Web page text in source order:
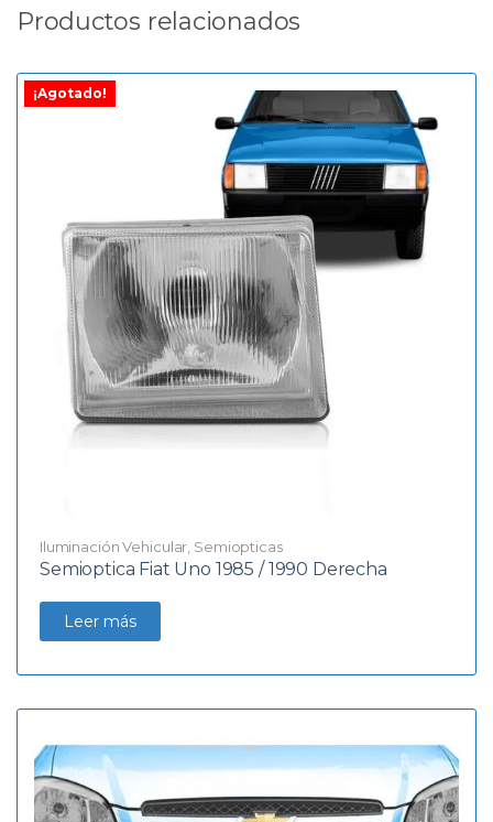
Productos relacionados
¡Agotado!
Iluminación Vehicular Semiopticas
Semioptica Fiat Uno 1985 / 1990 Derecha
Leer más